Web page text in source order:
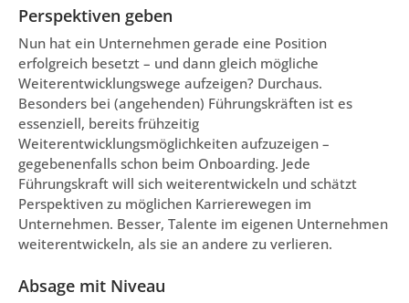
Perspektiven geben
Nun hat ein Unternehmen gerade eine Position
erfolgreich besetzt – und dann gleich mögliche
Weiterentwicklungswege aufzeigen? Durchaus.
Besonders bei (angehenden) Führungskräften ist es
essenziell, bereits frühzeitig
Weiterentwicklungsmöglichkeiten aufzuzeigen –
gegebenenfalls schon beim Onboarding. Jede
Führungskraft will sich weiterentwickeln und schätzt
Perspektiven zu möglichen Karrierewegen im
Unternehmen. Besser, Talente im eigenen Unternehmen
weiterentwickeln, als sie an andere zu verlieren.
Absage mit Niveau